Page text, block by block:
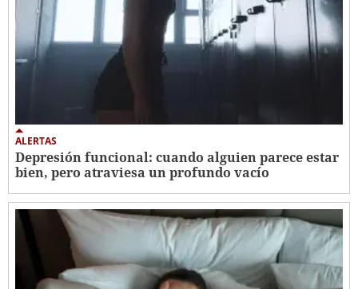
ALERTAS
Depresión funcional: cuando alguien parece estar
bien, pero atraviesa un profundo vacío